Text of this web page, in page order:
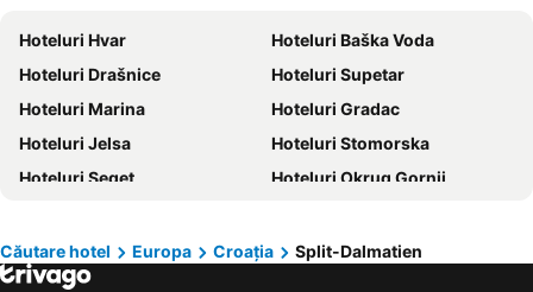
Hoteluri Austria
Hoteluri Albania
Hoteluri Monaco
Hoteluri Hvar
Hoteluri Baška Voda
Hoteluri Drašnice
Hoteluri Supetar
Hoteluri Marina
Hoteluri Gradac
Hoteluri Jelsa
Hoteluri Stomorska
Hoteluri Seget
Hoteluri Okrug Gornji
Hoteluri Živogošće
Hoteluri Stari Grad
Hoteluri Milna
Căutare hotel Europa Croaţia Split-Dalmatien